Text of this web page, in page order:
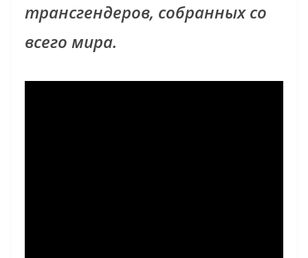
трансгендеров, собранных со
всего мира.